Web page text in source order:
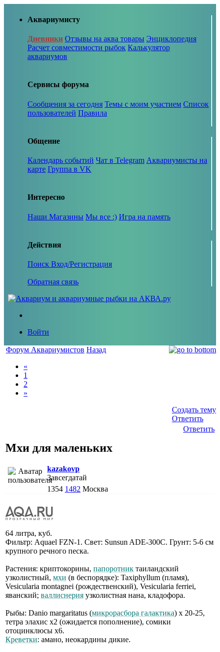
Аквариумисту
Дневники Отзывы на аква товары Энциклопедия
Расчет совместимости рыбок Калькулятор
аквариумов
Сервисы форума
Сообщения за сегодня Темы с моим участием Список
пользователей Правила
Общение
Календарь событий Чат в Telegram Аквариумисты на
карте Группа в VK
Интересно
Наши Магазины Мы все :) Игра на память
Действия
Поиск Вход/Регистрация
Обратная связь
Войти
Форум Аквариумистов Назад
«
1
2
»
Создать тему
Ответить
Ответить
Мхи для маленьких
kazakovp
Завсегдатай
1354 1482 Москва
64 литра, куб.
Фильтр: Aquael FZN-1. Свет: Sunsun ADE-300C. Грунт: 5-6 см
крупного речного песка.
Растения: криптокорины, папоротник таиландский
узколистный, мхи (в беспорядке): Taxiphyllum (пламя),
Vesicularia montagnei (рождественский), Vesicularia ferriei,
яванский; валлиснерия узколистная нана, кладофора.
Рыбы: Danio margaritatus (микрорасбора галактика) х 20-25,
тетра элахис х2 (ожидается пополнение), сомики
отоцинклюсы х6.
Креветки: амано, неокардины дикие.